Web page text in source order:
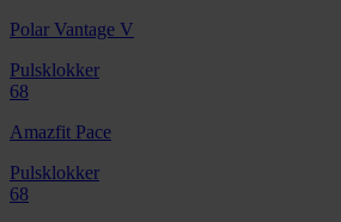
Polar Vantage V
Pulsklokker
68
Amazfit Pace
Pulsklokker
68